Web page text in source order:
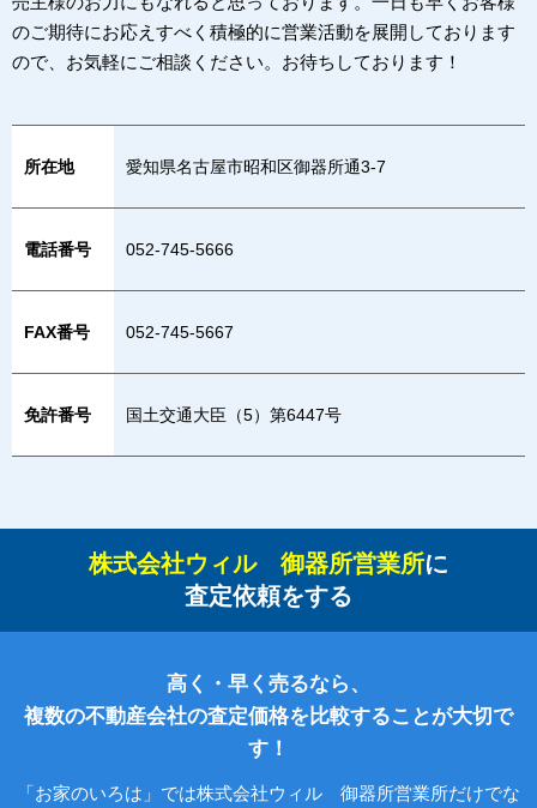
のご期待にお応えすべく積極的に営業活動を展開しております
ので、お気軽にご相談ください。お待ちしております！
所在地 愛知県名古屋市昭和区御器所通3-7
電話番号 052-745-5666
FAX番号 052-745-5667
免許番号 国土交通大臣（5）第6447号
株式会社ウィル 御器所営業所に
査定依頼をする
高く・早く売るなら、
複数の不動産会社の査定価格を比較することが大切で
す！
「お家のいろは」では株式会社ウィル 御器所営業所だけでな